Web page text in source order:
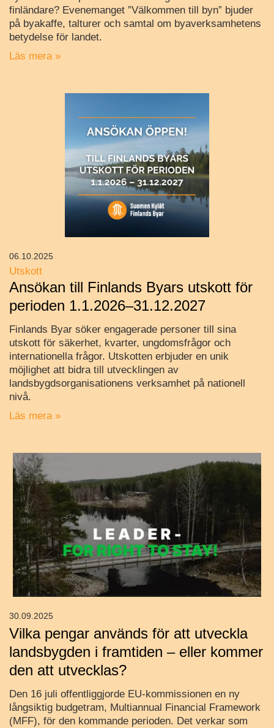
finländare? Evenemanget ”Välkommen till byn” bjuder
på byakaffe, talturer och samtal om byaverksamhetens
betydelse för landet.
Läs mera »
Utskott
Ansökan till Finlands Byars utskott för
perioden 1.1.2026–31.12.2027
Finlands Byar söker engagerade personer till sina
utskott för säkerhet, kvarter, ungdomsfrågor och
internationella frågor. Utskotten erbjuder en unik
möjlighet att bidra till utvecklingen av
landsbygdsorganisationens verksamhet på nationell
nivå.
Läs mera »
06.10.2025
Vilka pengar används för att utveckla
landsbygden i framtiden – eller kommer
den att utvecklas?
Den 16 juli offentliggjorde EU-kommissionen en ny
långsiktig budgetram, Multiannual Financial Framework
(MFF), för den kommande perioden. Det verkar som
30.09.2025